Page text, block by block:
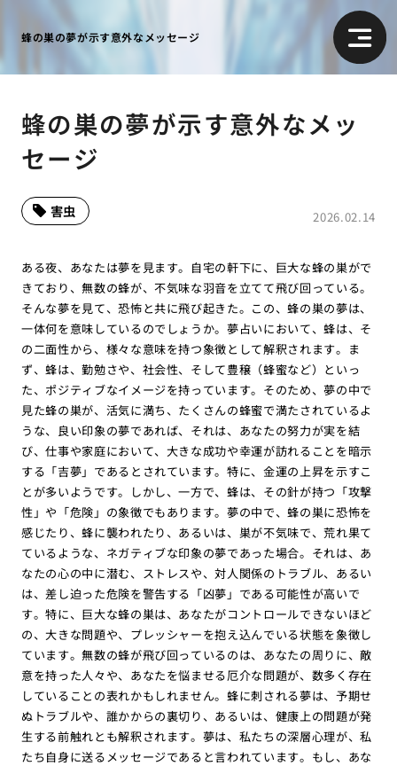
蜂の巣の夢が示す意外なメッセージ
蜂の巣の夢が示す意外なメッ
セージ
2026.02.14
害虫
ある夜、あなたは夢を見ます。自宅の軒下に、巨大な蜂の巣がで
きており、無数の蜂が、不気味な羽音を立てて飛び回っている。
そんな夢を見て、恐怖と共に飛び起きた。この、蜂の巣の夢は、
一体何を意味しているのでしょうか。夢占いにおいて、蜂は、そ
の二面性から、様々な意味を持つ象徴として解釈されます。ま
ず、蜂は、勤勉さや、社会性、そして豊穣（蜂蜜など）といっ
た、ポジティブなイメージを持っています。そのため、夢の中で
見た蜂の巣が、活気に満ち、たくさんの蜂蜜で満たされているよ
うな、良い印象の夢であれば、それは、あなたの努力が実を結
び、仕事や家庭において、大きな成功や幸運が訪れることを暗示
する「吉夢」であるとされています。特に、金運の上昇を示すこ
とが多いようです。しかし、一方で、蜂は、その針が持つ「攻撃
性」や「危険」の象徴でもあります。夢の中で、蜂の巣に恐怖を
感じたり、蜂に襲われたり、あるいは、巣が不気味で、荒れ果て
ているような、ネガティブな印象の夢であった場合。それは、あ
なたの心の中に潜む、ストレスや、対人関係のトラブル、あるい
は、差し迫った危険を警告する「凶夢」である可能性が高いで
す。特に、巨大な蜂の巣は、あなたがコントロールできないほど
の、大きな問題や、プレッシャーを抱え込んでいる状態を象徴し
ています。無数の蜂が飛び回っているのは、あなたの周りに、敵
意を持った人々や、あなたを悩ませる厄介な問題が、数多く存在
していることの表れかもしれません。蜂に刺される夢は、予期せ
ぬトラブルや、誰かからの裏切り、あるいは、健康上の問題が発
生する前触れとも解釈されます。夢は、私たちの深層心理が、私
たち自身に送るメッセージであると言われています。もし、あな